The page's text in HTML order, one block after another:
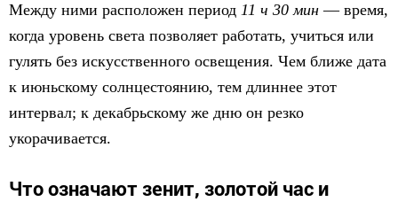
Между ними расположен период 11 ч 30 мин — время,
когда уровень света позволяет работать, учиться или
гулять без искусственного освещения. Чем ближе дата
к июньскому солнцестоянию, тем длиннее этот
интервал; к декабрьскому же дню он резко
укорачивается.
Что означают зенит, золотой час и